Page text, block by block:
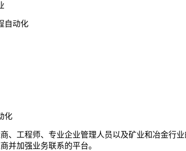
自动化
化
、工程师、专业企业管理人员以及矿业和冶金行
并加强业务联系的平台。